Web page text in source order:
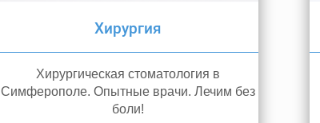
Хирургия
Хирургическая стоматология в
Симферополе. Опытные врачи. Лечим без
боли!